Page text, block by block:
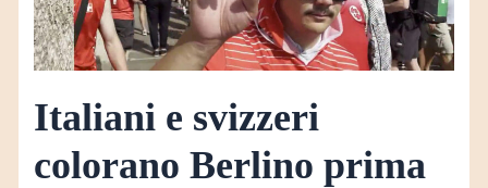
Italiani e svizzeri
colorano Berlino prima
del
match